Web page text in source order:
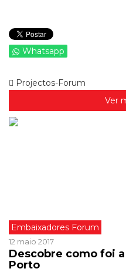
Whatsapp
Projectos-Forum
Ver
Embaixadores Forum
12 maio 2017
Descobre como foi
Porto